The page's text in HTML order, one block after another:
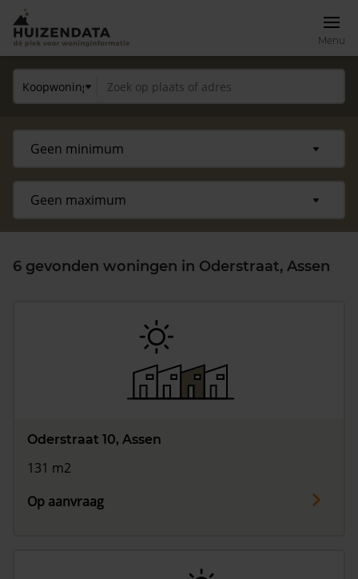
Menu
Vragen? Neem contact met ons op
Maandag t/m vrijdag - 08:00 -18:00
6 gevonden woningen in Oderstraat, Assen
Oderstraat 10, Assen
131 m2
Op aanvraag